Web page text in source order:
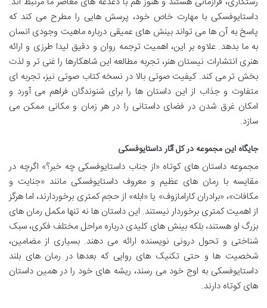
داستایوفسکی با مهارت خاص خود، پرسش هایی را مطرح می کند که
پاسخ به آن ها می تواند بینش های عمیقی درباره ماهیت وجودی انسان
به ما بدهد. علاوه بر این، اهمیت ترجمه روان و دقیق لیدا طرزی و ارائه
هنری انتشارات نیستان هنر، تجربه مطالعه این شاهکارها را غنی تر و لذت
بخش تر می کند. کیفیت صوتی بالا در نسخه کتاب صوتی نیز، تجربه ای
متفاوت و جذاب از این داستان ها را برای شنوندگان فراهم می آورد و
امکان غرق شدن در فضای داستانی را در هر زمان و مکانی ممکن می
سازد.
جایگاه این مجموعه در کل آثار داستایوفسکی
مجموعه داستان های کوتاه «از جناب داستایوفسکی چه خبر؟» اگرچه در
مقایسه با رمان های عظیم و معروف داستایوفسکی مانند «جنایت و
مکافات»، «برادران کارامازوف» یا «ابله» از حجم کمتری برخوردارند، اما هرگز
از اهمیت کمتری برخوردار نیستند. این داستان ها نه تنها مکمل رمان های
بزرگ او هستند، بلکه بینش های کلیدی درباره مراحل مختلف فکری، سبک
شناختی و تحول درونی نویسنده ارائه می دهند. بسیاری از مضامین،
شخصیت ها و حتی تکنیک های روایی که بعدها در رمان های بلند
داستایوفسکی به اوج خود می رسند، ریشه های خود را در همین داستان
های کوتاه دارند.